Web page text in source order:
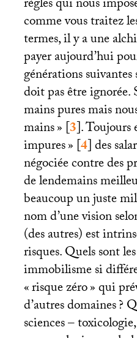
règles qui nous
comme vous traitez
termes, il y a une
payer aujourd’hui
générations
doit pas être ignorée.
mains pures mais
mains»[3]. Toujours
impures»[4]des
négociée contre des
de lendemains
beaucoup un juste
nom d’une vision
(des autres) est
risques. Quels sont
immobilisme si
«risque zéro» qui
d’autres domaines?
sciences –